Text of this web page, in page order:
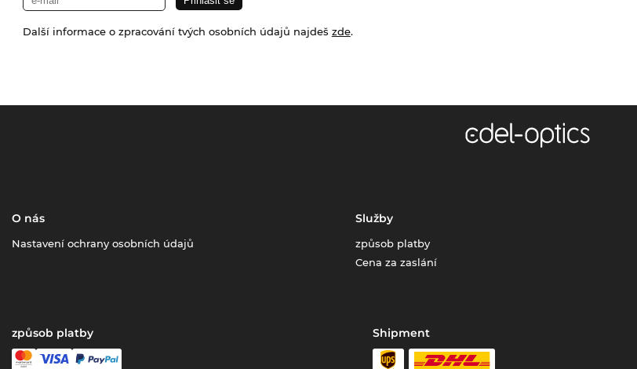
Další informace o zpracování tvých osobních údajů najdeš zde.
O nás
Nastavení ochrany osobních údajů
Služby
způsob platby
Cena za zaslání
způsob platby Shipment